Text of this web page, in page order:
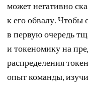
может негативно
к его обвалу. Чтобы
в первую очередь
и токеномику на
распределения
опыт команды,